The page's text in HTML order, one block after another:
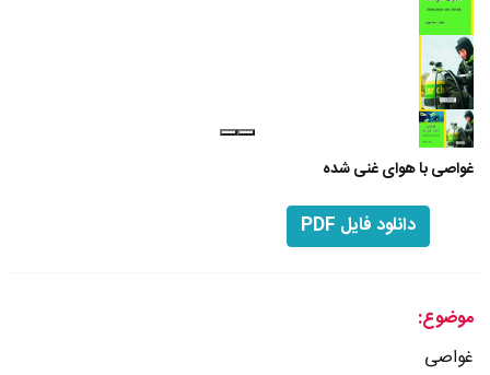
غواصی با هوای غنی شده
دانلود فایل PDF
موضوع:
غواصی